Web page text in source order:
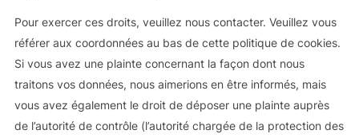
Pour exercer ces droits, veuillez nous contacter. Veuillez vous
référer aux coordonnées au bas de cette politique de cookies.
Si vous avez une plainte concernant la façon dont nous
traitons vos données, nous aimerions en être informés, mais
vous avez également le droit de déposer une plainte auprès
de l’autorité de contrôle (l’autorité chargée de la protection des